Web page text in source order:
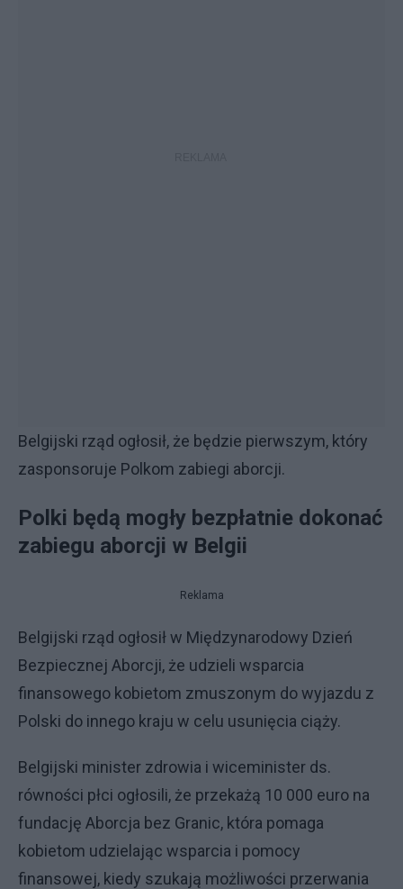
Belgijski rząd ogłosił, że będzie pierwszym, który
zasponsoruje Polkom zabiegi aborcji.
Polki będą mogły bezpłatnie dokonać
zabiegu aborcji w Belgii
Reklama
Belgijski rząd ogłosił w Międzynarodowy Dzień
Bezpiecznej Aborcji, że udzieli wsparcia
finansowego kobietom zmuszonym do wyjazdu z
Polski do innego kraju w celu usunięcia ciąży.
Belgijski minister zdrowia i wiceminister ds.
równości płci ogłosili, że przekażą 10 000 euro na
fundację Aborcja bez Granic, która pomaga
kobietom udzielając wsparcia i pomocy
finansowej, kiedy szukają możliwości przerwania